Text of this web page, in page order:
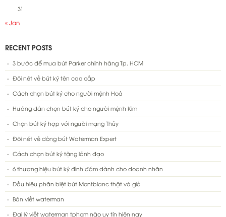
31
« Jan
RECENT POSTS
3 bước để mua bút Parker chính hãng Tp. HCM
Đôi nét về bút ký tên cao cấp
Cách chọn bút ký cho người mệnh Hoả
Hướng dẫn chọn bút ký cho người mệnh Kim
Chọn bút ký hợp với người mạng Thủy
Đôi nét về dòng bút Waterman Expert
Cách chọn bút ký tặng lãnh đạo
6 thương hiệu bút ký đình đám dành cho doanh nhân
Dấu hiệu phân biệt bút Montblanc thật và giả
Bán viết waterman
Đại lý viết waterman tphcm nào uy tín hiện nay